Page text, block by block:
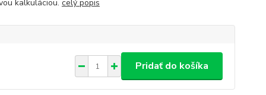
kalkuláciou. celý popis
Pridať do košíka